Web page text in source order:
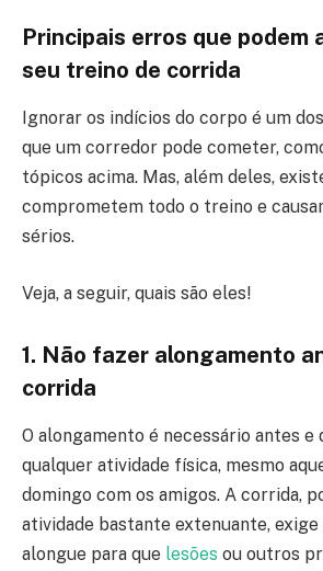
Principais erros que podem
seu treino de corrida
Ignorar os indícios do corpo é um
que um corredor pode cometer,
tópicos acima. Mas, além deles,
comprometem todo o treino e
sérios.
Veja, a seguir, quais são eles!
1. Não fazer alongamento
corrida
O alongamento é necessário antes e
qualquer atividade física, mesmo
domingo com os amigos. A corrida,
atividade bastante extenuante,
alongue para que lesões ou outros